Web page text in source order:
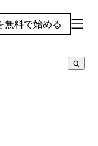
料で始める